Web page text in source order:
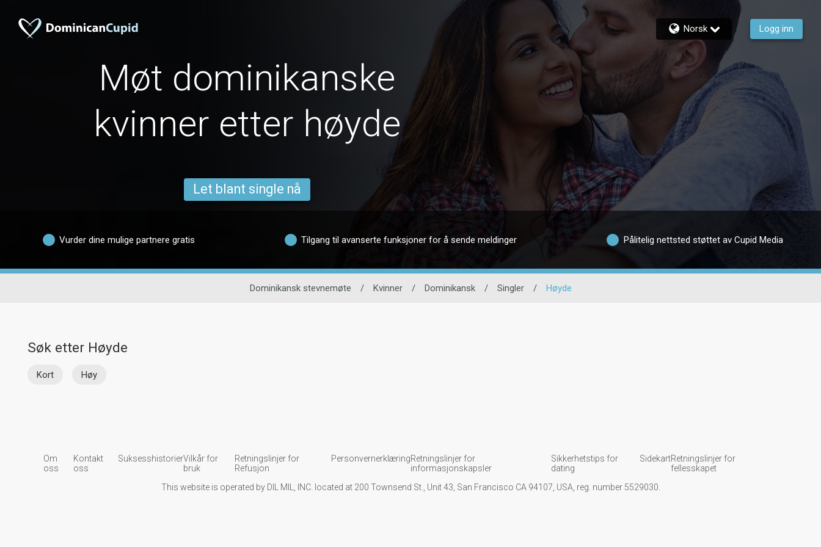
Norsk Logg inn
Møt dominikanske
kvinner etter høyde
Let blant single nå
Vurder dine mulige partnere gratis Tilgang til avanserte funksjoner for å sende meldinger Pålitelig nettsted støttet av Cupid Media
Dominikansk stevnemøte / Kvinner / Dominikansk / Singler / Høyde
Søk etter Høyde
Kort Høy
Om
oss
Kontakt
oss
SuksesshistorierVilkår for
bruk
Retningslinjer for
Refusjon
PersonvernerklæringRetningslinjer for
informasjonskapsler
Sikkerhetstips for
dating
SidekartRetningslinjer for
fellesskapet
This website is operated by DIL MIL, INC. located at 200 Townsend St., Unit 43, San Francisco CA 94107, USA, reg. number 5529030.